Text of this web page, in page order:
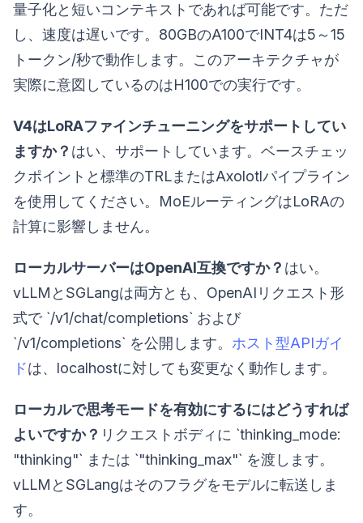
量子化と短いコンテキストであれば可能です。ただ
し、速度は遅いです。80GBのA100でINT4は5～15
トークン/秒で動作します。このアーキテクチャが
実際に意図しているのはH100での実行です。
V4はLoRAファインチューニングをサポートしてい
ますか？ はい、サポートしています。ベースチェッ
クポイントと標準のTRLまたはAxolotlパイプライン
を使用してください。MoEルーティングはLoRAの
計算に影響しません。
ローカルサーバーはOpenAI互換ですか？ はい。
vLLMとSGLangは両方とも、OpenAIリクエスト形
式で `/v1/chat/completions` および
`/v1/completions` を公開します。 ホスト型APIガイ
ドは、localhostに対しても変更なく動作します。
ローカルで思考モードを有効にするにはどうすれば
よいですか？ リクエストボディに `thinking_mode:
"thinking"` または `"thinking_max"` を渡します。
vLLMとSGLangはそのフラグをモデルに転送しま
す。